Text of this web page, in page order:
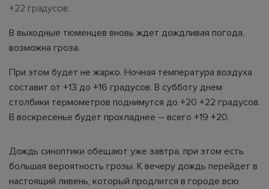
+22 градусов.
В выходные тюменцев вновь ждет дождливая погода,
возможна гроза.
При этом будет не жарко. Ночная температура воздуха
составит от +13 до +16 градусов. В субботу днем
столбики термометров поднимутся до +20 +22 градусов.
В воскресенье будет прохладнее – всего +19 +20.
Дождь синоптики обещают уже завтра, при этом есть
большая вероятность грозы. К вечеру дождь перейдет в
настоящий ливень, который продлится в городе всю